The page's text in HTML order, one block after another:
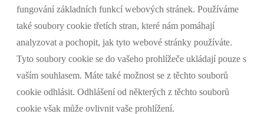
fungování základních funkcí webových stránek. Používáme
také soubory cookie třetích stran, které nám pomáhají
analyzovat a pochopit, jak tyto webové stránky používáte.
Tyto soubory cookie se do vašeho prohlížeče ukládají pouze s
vaším souhlasem. Máte také možnost se z těchto souborů
cookie odhlásit. Odhlášení od některých z těchto souborů
cookie však může ovlivnit vaše prohlížení.